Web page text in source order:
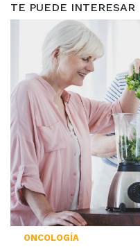
TE PUEDE INTERESAR
ONCOLOGÍA